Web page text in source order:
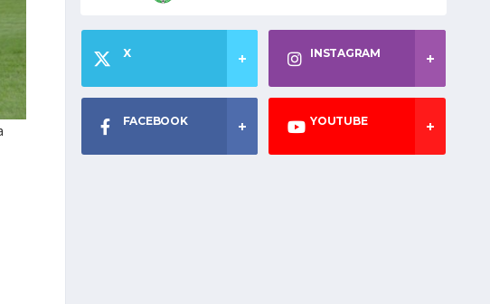
X INSTAGRAM
FACEBOOK YOUTUBE